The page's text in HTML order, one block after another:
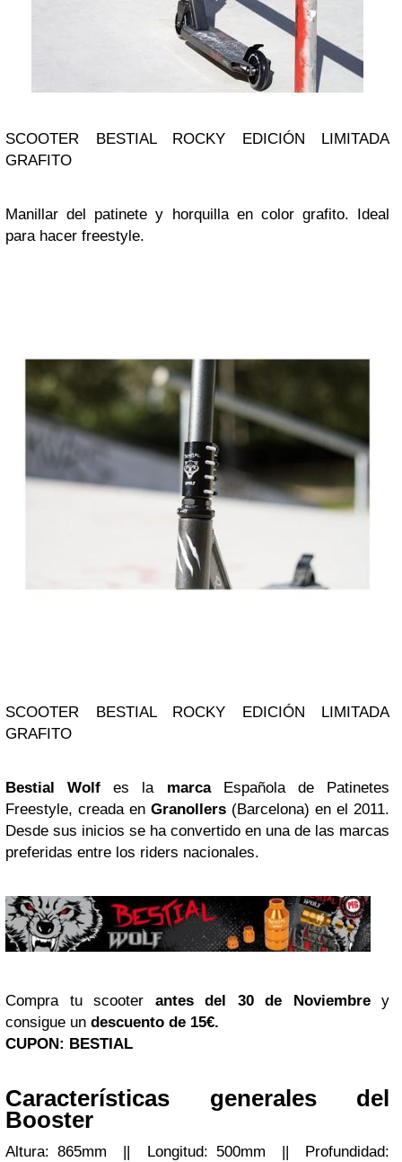
SCOOTER BESTIAL ROCKY EDICIÓN LIMITADA
GRAFITO
Manillar del patinete y horquilla en color grafito. Ideal
para hacer freestyle.
SCOOTER BESTIAL ROCKY EDICIÓN LIMITADA
GRAFITO
Bestial Wolf es la marcaEspañola de Patinetes
Freestyle, creada en Granollers (Barcelona) en el 2011.
Desde sus inicios se ha convertido en una de las marcas
preferidas entre los riders nacionales.
Compra tu scooter antes del 30 de Noviembrey
consigue un descuento de 15€.
CUPON: BESTIAL
Características generales del
Booster
Altura: 865mm || Longitud: 500mm || Profundidad: